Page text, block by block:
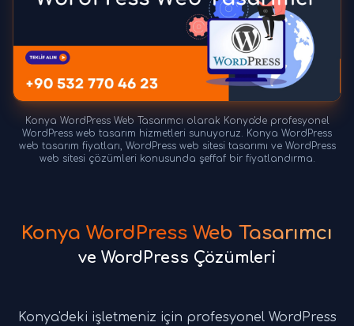
Konya WordPress Web Tasarımcı olarak Konya'de profesyonel
WordPress web tasarım hizmetleri sunuyoruz. Konya WordPress
web tasarım fiyatları, WordPress web sitesi tasarımı ve WordPress
web sitesi çözümleri konusunda şeffaf bir fiyatlandırma.
Konya WordPress Web Tasarımcı
ve WordPress Çözümleri
Konya'deki işletmeniz için profesyonel WordPress